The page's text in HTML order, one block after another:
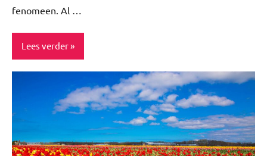
fenomeen. Al …
Lees verder
Cadeautips
Niet